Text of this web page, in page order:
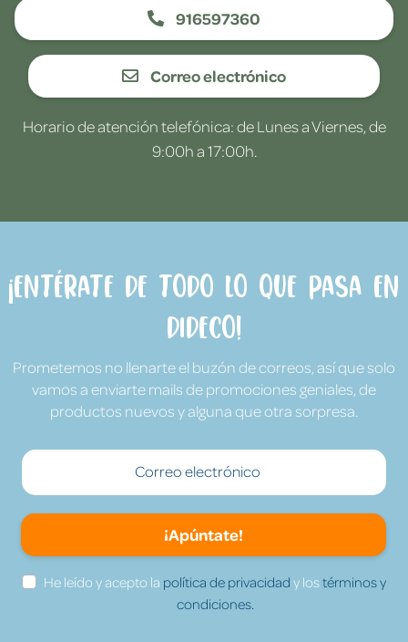
916597360
Correo electrónico
Horario de atención telefónica: de Lunes a Viernes, de
9:00h a 17:00h.
¡Entérate de todo lo que pasa en
Dideco!
Prometemos no llenarte el buzón de correos, así que solo
vamos a enviarte mails de promociones geniales, de
productos nuevos y alguna que otra sorpresa.
¡Apúntate!
He leído y acepto la política de privacidad y lostérminos y
condiciones.